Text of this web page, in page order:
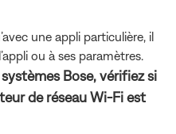
une appli particulière, il
ou à ses paramètres.
Bose, vérifiez si
de réseau Wi-Fi est